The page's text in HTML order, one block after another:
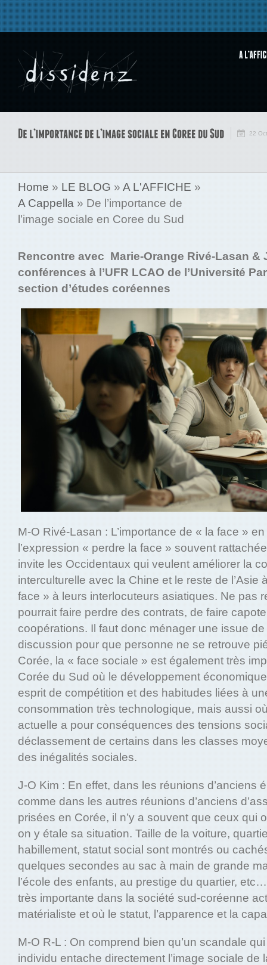
22
Home » LE BLOG » A L'AFFICHE »
A Cappella » De l’importance de
l’image sociale en Coree du Sud
Rencontre avec Marie-Orange Rivé-Lasan &
conférences à l’UFR LCAO de l’Université
section d’études coréennes
M-O Rivé-Lasan : L’importance de « la face »
l’expression « perdre la face » souvent
invite les Occidentaux qui veulent améliorer la
interculturelle avec la Chine et le reste de l’Asie
face » à leurs interlocuteurs asiatiques. Ne pas
pourrait faire perdre des contrats, de faire
coopérations. Il faut donc ménager une issue
discussion pour que personne ne se retrouve
Corée, la « face sociale » est également très
Corée du Sud où le développement
esprit de compétition et des habitudes liées à
consommation très technologique, mais aussi
actuelle a pour conséquences des tensions
déclassement de certains dans les classes
des inégalités sociales.
J-O Kim : En effet, dans les réunions d’anciens
comme dans les autres réunions d’anciens
prisées en Corée, il n’y a souvent que ceux qui
on y étale sa situation. Taille de la voiture,
habillement, statut social sont montrés ou
quelques secondes au sac à main de grande
l’école des enfants, au prestige du quartier,
très importante dans la société sud-coréenne
matérialiste et où le statut, l’apparence et la
M-O R-L : On comprend bien qu’un scandale
individu entache directement l’image sociale de